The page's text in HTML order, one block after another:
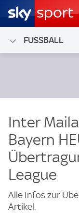
FUSSBALL
Inter
Bayern
League
Alle Infos zur
Artikel.